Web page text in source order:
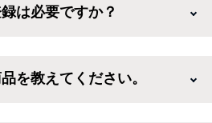
は必要ですか？
ートに商品を入れた後、ログイ
を教えてください。